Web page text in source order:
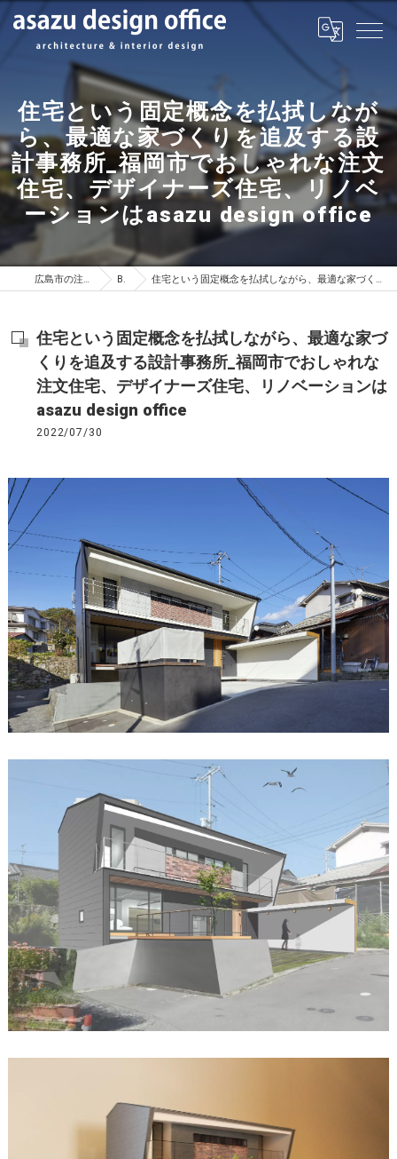
住宅という固定概念を払拭しなが
ら、最適な家づくりを追及する設
計事務所_福岡市でおしゃれな注文
住宅、デザイナーズ住宅、リノベ
ーションはasazu design office
広島市の注文住宅はasazu design office BLOG 住宅という固定概念を払拭しながら、最適な家づくりを追及する設計事務所_福岡市でおしゃれな注文住宅、デザイナーズ住宅、リノベーションはasazu design office
住宅という固定概念を払拭しながら、最適な家づ
くりを追及する設計事務所_福岡市でおしゃれな
注文住宅、デザイナーズ住宅、リノベーションは
asazu design office
2022/07/30